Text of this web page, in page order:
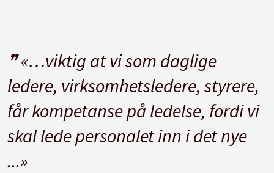
«…viktig at vi som daglige
ledere, virksomhetsledere, styrere,
får kompetanse på ledelse, fordi vi
skal lede personalet inn i det nye
...»